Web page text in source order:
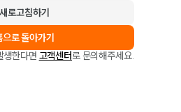
새로고침하기
으로 돌아가기
생한다면 고객센터로 문의해주세요.